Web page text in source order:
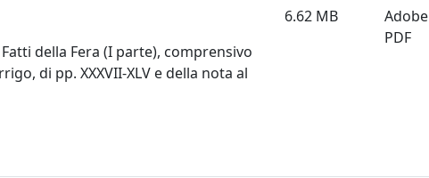
della Fera (I parte), comprensivo
di pp. XXXVII-XLV e della nota al
6.62 MB
Adobe
PDF